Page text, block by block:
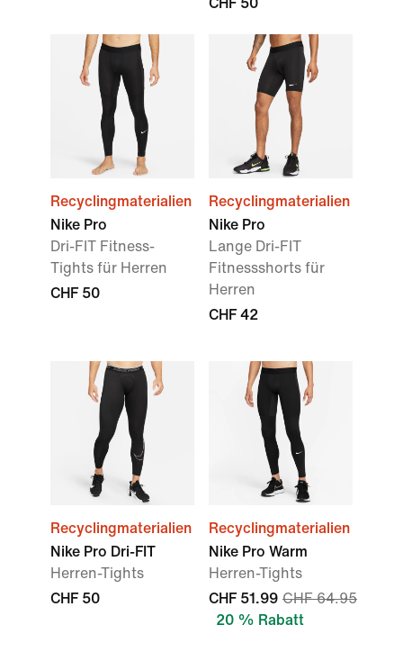
CHF 50
Recyclingmaterialien
Nike Pro
Dri-FIT Fitness-
Tights für Herren
CHF 50
Recyclingmaterialien
Nike Pro
Lange Dri-FIT
Fitnessshorts für
Herren
CHF 42
Recyclingmaterialien
Nike Pro Dri-FIT
Herren-Tights
CHF 50
Recyclingmaterialien
Nike Pro Warm
Herren-Tights
CHF 51.99 CHF 64.95
20 % Rabatt